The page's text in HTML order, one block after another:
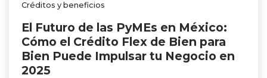
Créditos y beneficios
El Futuro de las PyMEs en México:
Cómo el Crédito Flex de Bien para
Bien Puede Impulsar tu Negocio en
2025